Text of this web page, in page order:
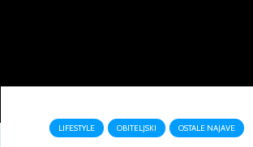
LIFESTYLE OBITELJSKI OSTALE NAJAVE